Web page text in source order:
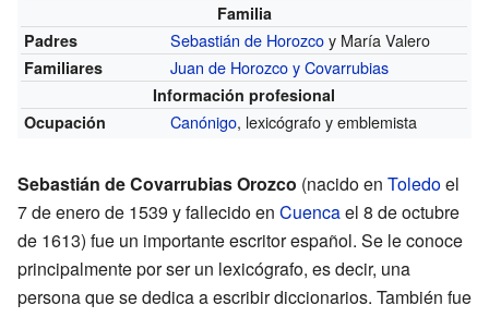
Familia
Padres
Sebastián de Horozcoy María Valero
Familiares Juan de Horozco y Covarrubias
Información profesional
Ocupación
Canónigo, lexicógrafo y emblemista
Sebastián de Covarrubias Orozco (nacido en Toledoel
7 de enero de 1539 y fallecido en Cuencael 8 de octubre
de 1613) fue un importante escritor español. Se le conoce
principalmente por ser un lexicógrafo, es decir, una
persona que se dedica a escribir diccionarios. También fue